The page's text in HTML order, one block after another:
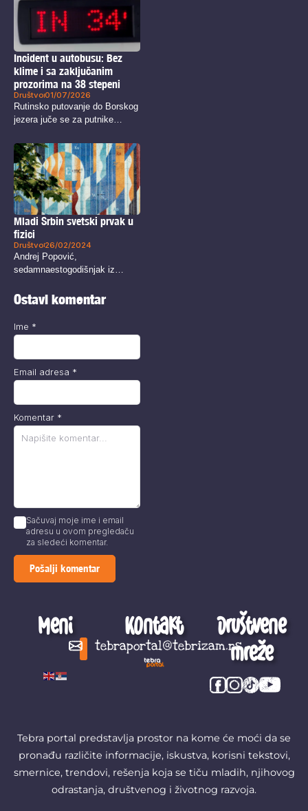
Incident u autobusu: Bez
klime i sa zaključanim
prozorima na 38 stepeni
Društvo01/07/2026
Rutinsko putovanje do Borskog
jezera juče se za putnike
Mladi Srbin svetski prvak u
fizici
Društvo 26/02/2024
Andrej Popović,
sedamnaestogodišnjak iz
fizičar...
Ostavi komentar
Komentar *
Ime *
Email adresa *
Sačuvaj moje ime i email
adresu u ovom pregledaču
za sledeći komentar.
Meni Kontakt
tebraportal@tebrizam.rs
Društvene
mreže
Tebra portal predstavlja prostor na kome će moći da se
pronađu različite informacije, iskustva, korisni tekstovi,
smernice, trendovi, rešenja koja se tiču mladih, njihovog
odrastanja, društvenog i životnog razvoja.